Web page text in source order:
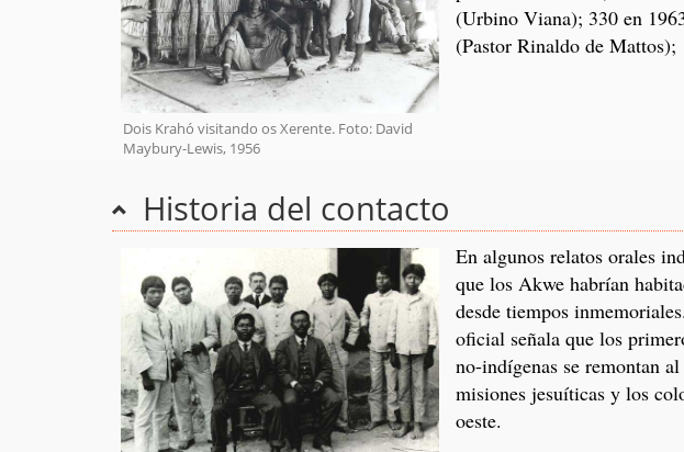
Dois Krahó visitando os Xerente. Foto: David
Maybury-Lewis, 1956
(Urbino Viana); 330 en
(Pastor Rinaldo de
Historia del contacto
En algunos relatos orales
que los Akwe habrían
desde tiempos
oficial señala que los
no-indígenas se remontan
misiones jesuíticas y los
oeste.